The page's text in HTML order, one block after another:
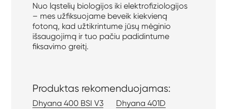
Nuo ląstelių biologijos iki elektrofiziologijos
– mes užfiksuojame beveik kiekvieną
fotoną, kad užtikrintume jūsų mėginio
išsaugojimą ir tuo pačiu padidintume
fiksavimo greitį.
Produktas rekomenduojamas:
Dhyana 400 BSI V3
Dhyana 401D